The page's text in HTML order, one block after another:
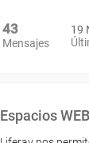
43
Mensajes
19
Espacios